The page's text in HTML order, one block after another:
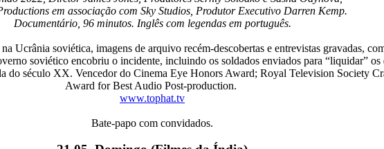
em associação com Sky Studios, Produtor Executivo Darren Kemp.
Documentário, 96 minutos. Inglês com legendas em português.
Ucrânia soviética, imagens de arquivo recém-descobertas e entrevistas gravadas,
soviético encobriu o incidente, incluindo os soldados enviados para “liquidar”
do século XX. Vencedor do Cinema Eye Honors Award; Royal Television Society
Award for Best Audio Post-production.
www.tophat.tv
Bate-papo com convidados.